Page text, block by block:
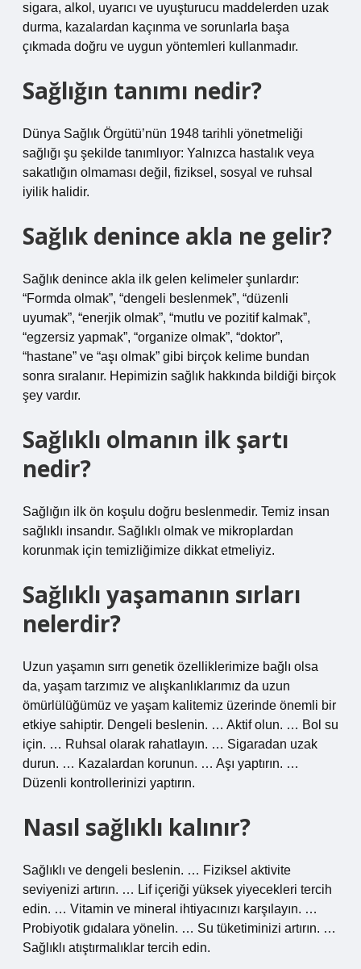
sigara, alkol, uyarıcı ve uyuşturucu maddelerden uzak
durma, kazalardan kaçınma ve sorunlarla başa
çıkmada doğru ve uygun yöntemleri kullanmadır.
Sağlığın tanımı nedir?
Dünya Sağlık Örgütü’nün 1948 tarihli yönetmeliği
sağlığı şu şekilde tanımlıyor: Yalnızca hastalık veya
sakatlığın olmaması değil, fiziksel, sosyal ve ruhsal
iyilik halidir.
Sağlık denince akla ne gelir?
Sağlık denince akla ilk gelen kelimeler şunlardır:
“Formda olmak”, “dengeli beslenmek”, “düzenli
uyumak”, “enerjik olmak”, “mutlu ve pozitif kalmak”,
“egzersiz yapmak”, “organize olmak”, “doktor”,
“hastane” ve “aşı olmak” gibi birçok kelime bundan
sonra sıralanır. Hepimizin sağlık hakkında bildiği birçok
şey vardır.
Sağlıklı olmanın ilk şartı
nedir?
Sağlığın ilk ön koşulu doğru beslenmedir. Temiz insan
sağlıklı insandır. Sağlıklı olmak ve mikroplardan
korunmak için temizliğimize dikkat etmeliyiz.
Sağlıklı yaşamanın sırları
nelerdir?
Uzun yaşamın sırrı genetik özelliklerimize bağlı olsa
da, yaşam tarzımız ve alışkanlıklarımız da uzun
ömürlülüğümüz ve yaşam kalitemiz üzerinde önemli bir
etkiye sahiptir. Dengeli beslenin. … Aktif olun. … Bol su
için. … Ruhsal olarak rahatlayın. … Sigaradan uzak
durun. … Kazalardan korunun. … Aşı yaptırın. …
Düzenli kontrollerinizi yaptırın.
Nasıl sağlıklı kalınır?
Sağlıklı ve dengeli beslenin. … Fiziksel aktivite
seviyenizi artırın. … Lif içeriği yüksek yiyecekleri tercih
edin. … Vitamin ve mineral ihtiyacınızı karşılayın. …
Probiyotik gıdalara yönelin. … Su tüketiminizi artırın. …
Sağlıklı atıştırmalıklar tercih edin.